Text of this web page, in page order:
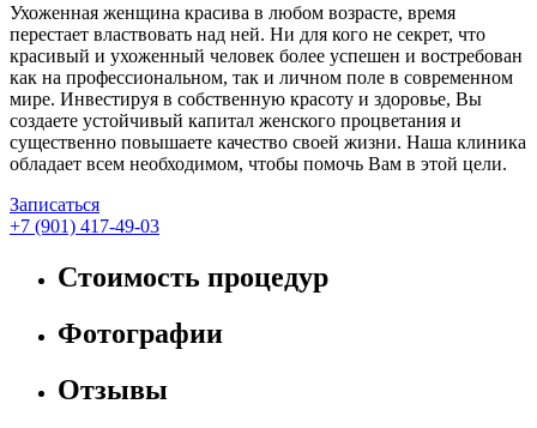
Ухоженная женщина красива в любом возрасте, время
перестает властвовать над ней. Ни для кого не секрет, что
красивый и ухоженный человек более успешен и востребован
как на профессиональном, так и личном поле в современном
мире. Инвестируя в собственную красоту и здоровье, Вы
создаете устойчивый капитал женского процветания и
существенно повышаете качество своей жизни. Наша клиника
обладает всем необходимом, чтобы помочь Вам в этой цели.
Записаться
+7 (901) 417-49-03
Стоимость процедур
Фотографии
Отзывы